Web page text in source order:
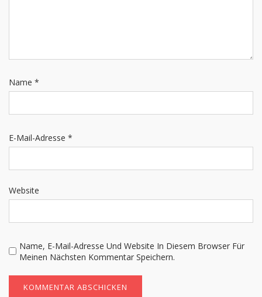
Name *
E-Mail-Adresse *
Website
Name, E-Mail-Adresse Und Website In Diesem Browser Für
Meinen Nächsten Kommentar Speichern.